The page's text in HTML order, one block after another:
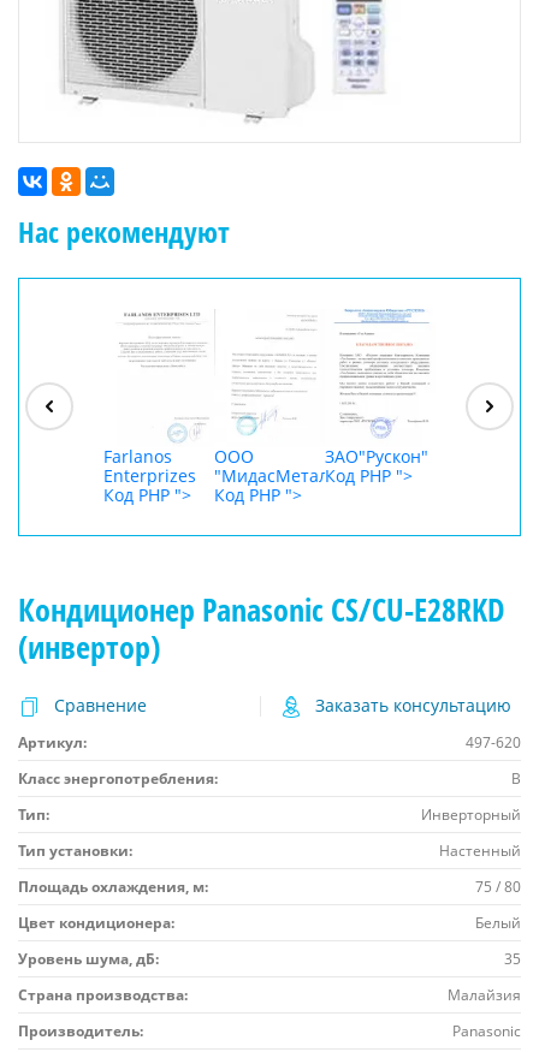
Нас рекомендуют
Farlanos
Enterprizes
Код PHP ">
ООО
"МидасМеталлАрт"
Код PHP ">
ЗАО"Рускон"
Код PHP ">
Кондиционер Panasonic CS/CU-E28RKD
(инвертор)
Сравнение Заказать консультацию
Артикул:
497-620
Класс энергопотребления:
B
Тип:
Инверторный
Тип установки:
Настенный
Площадь охлаждения, м:
75 / 80
Цвет кондиционера:
Белый
Уровень шума, дБ:
35
Страна производства:
Малайзия
Производитель:
Panasonic